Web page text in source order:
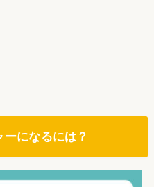
になるには？